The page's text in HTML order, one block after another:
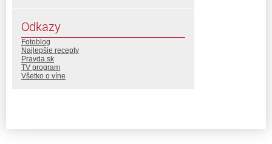
Odkazy
Fotoblog
Najlepšie recepty
Pravda.sk
TV program
Všetko o víne